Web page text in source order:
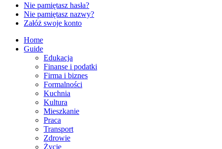
Nie pamiętasz hasła?
Nie pamiętasz nazwy?
Załóż swoje konto
Home
Guide
Edukacja
Finanse i podatki
Firma i biznes
Formalności
Kuchnia
Kultura
Mieszkanie
Praca
Transport
Zdrowie
Życie